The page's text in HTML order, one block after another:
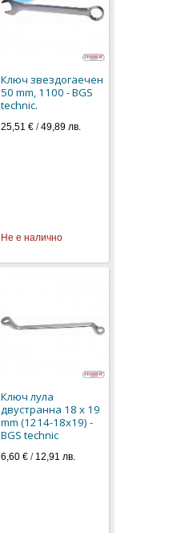
Ключ звездогаечен
50 mm, 1100 - BGS
technic.
25,51 €/49,89 лв.
Не е налично
Ключ лула
двустранна 18 x 19
mm (1214-18x19) -
BGS technic
6,60 €/ 12,91 лв.